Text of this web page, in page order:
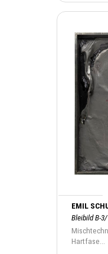
EMIL
Bleibild B-
Hartfase...